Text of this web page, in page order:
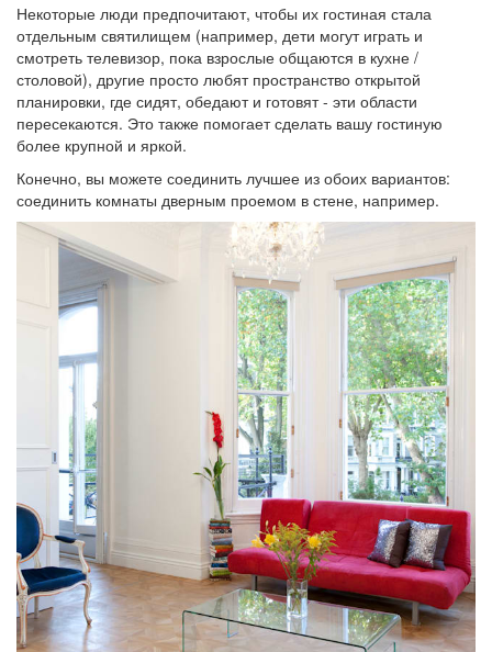
Некоторые люди предпочитают, чтобы их гостиная стала
отдельным святилищем (например, дети могут играть и
смотреть телевизор, пока взрослые общаются в кухне /
столовой), другие просто любят пространство открытой
планировки, где сидят, обедают и готовят - эти области
пересекаются. Это также помогает сделать вашу гостиную
более крупной и яркой.
Конечно, вы можете соединить лучшее из обоих вариантов:
соединить комнаты дверным проемом в стене, например.